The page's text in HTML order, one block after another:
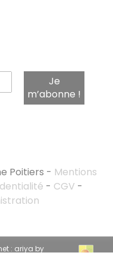
Poitiers - Mentions
- CGV -
: ariya by